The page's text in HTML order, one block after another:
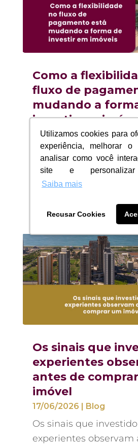
Utilizamos cookies para
experiência, melhorar o
analisar como você
site e personalizar
Saiba mais
Recusar Cookies
Utilizamos cookies para
experiência, melhorar o
analisar como você
site e personalizar
Saiba mais
Recusar Cookies
Como a
fluxo de
mudando a
investir em
24/06/2026|
Como a flexibilidade
pagamento está
de...
Os sinais que
experientes
antes de
imóvel
17/06/2026 Blog
Os sinais que
experientes observam